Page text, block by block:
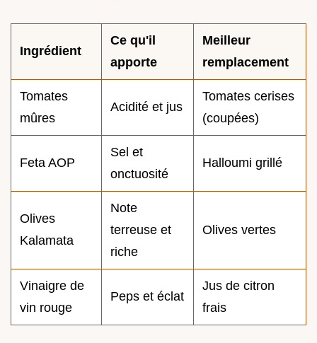
Ingrédient
Ce qu'il
apporte
Meilleur
remplacement
Tomates
mûres
Acidité et jus
Tomates cerises
(coupées)
Feta AOP
Sel et
onctuosité
Halloumi grillé
Olives
Kalamata
Note
terreuse et
riche
Olives vertes
Vinaigre de
vin rouge
Peps et éclat
Jus de citron
frais